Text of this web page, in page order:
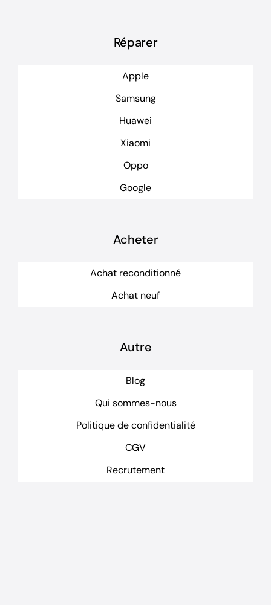
Réparer
Apple
Samsung
Huawei
Xiaomi
Oppo
Google
Acheter
Achat reconditionné
Achat neuf
Autre
Blog
Qui sommes-nous
Politique de confidentialité
CGV
Recrutement